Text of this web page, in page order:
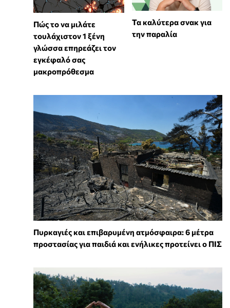
⁠Πώς το να μιλάτε
τουλάχιστον 1 ξένη
γλώσσα επηρεάζει τον
εγκέφαλό σας
μακροπρόθεσμα
Τα καλύτερα σνακ για
την παραλία
Πυρκαγιές και επιβαρυμένη ατμόσφαιρα: 6 μέτρα
προστασίας για παιδιά και ενήλικες προτείνει ο ΠΙΣ